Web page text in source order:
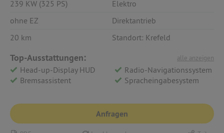
239 KW (325 PS)
Elektro
ohne EZ
Direktantrieb
20 km
Standort: Krefeld
alle anzeigen
Top-Ausstattungen:
Head-up-Display HUD
Radio-Navigationssystem
Bremsassistent
Spracheingabesystem
Anfragen